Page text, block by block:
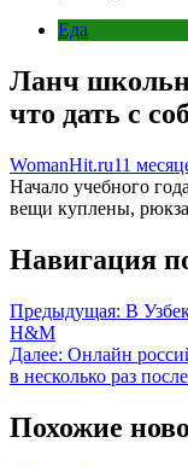
Еда
Ланч
что дать с
WomanHit.ru11
Начало учебного
вещи куплены,
Навигация
Предыдущая: В
H&M
Далее: Онлайн
в несколько раз
Похожие